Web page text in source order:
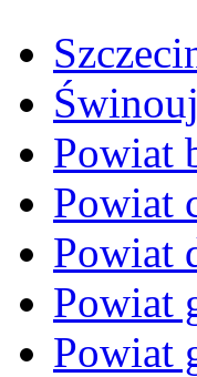
Powiat
Powiat
Powiat
Powiat
Powiat